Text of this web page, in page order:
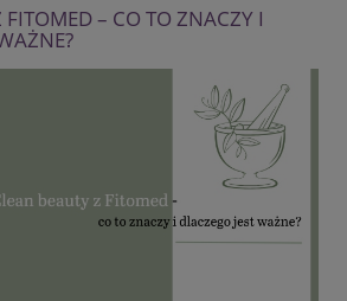
FITOMED – CO TO ZNACZY I